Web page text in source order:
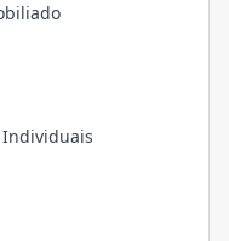
Individuais